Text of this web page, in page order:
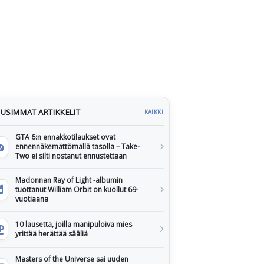
ARTIKKELIT KAIKKI
GTA 6:n ennakkotilaukset ovat
ennennäkemättömällä tasolla – Take-
Two ei silti nostanut ennustettaan
Madonnan Ray of Light -albumin
tuottanut William Orbit on kuollut 69-
vuotiaana
10 lausetta, joilla manipuloiva mies
yrittää herättää sääliä
Masters of the Universe sai uuden